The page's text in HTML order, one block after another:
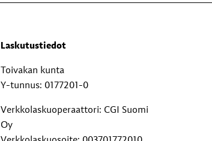
Laskutustiedot
Toivakan kunta
Y-tunnus: 0177201-0
Verkkolaskuoperaattori: CGI Suomi
Oy